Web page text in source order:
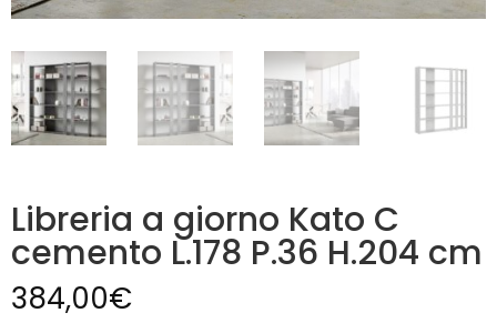
Libreria a giorno Kato C
cemento L.178 P.36 H.204 cm
384,00€